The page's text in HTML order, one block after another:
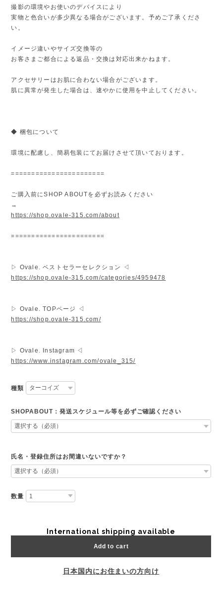
撮影の環境やお使いのデバイスにより
実物と色合いが多少異なる場合がございます。予めご了承くださ
い。
イメージ違いやサイズ交換等の
お客さまご都合による返品・交換は対応出来かねます。
アクセサリーはお肌に合わない場合がございます。
肌に異常が発生した場合は、速やかに使用を中止してください。
◆ 梱包について
環境に配慮し、簡易包装にてお届けさせて頂いております。
=======================
ご購入前にSHOP ABOUTを必ずお読みください
→
https://shop.ovale-315.com/about
=======================
▷ Ovale. ベストセラーセレクション ◁
https://shop.ovale-315.com/categories/4959478
▷ Ovale. TOPページ ◁
https://shop.ovale-315.com/
▷ Ovale. Instagram ◁
https://www.instagram.com/ovale_315/
種類
SHOPABOUT：発送スケジュール等を必ずご確認ください
氏名・登録住所はお間違いないですか？
数量
International shipping available
Add to cart
日本国内にお住まいの方向け